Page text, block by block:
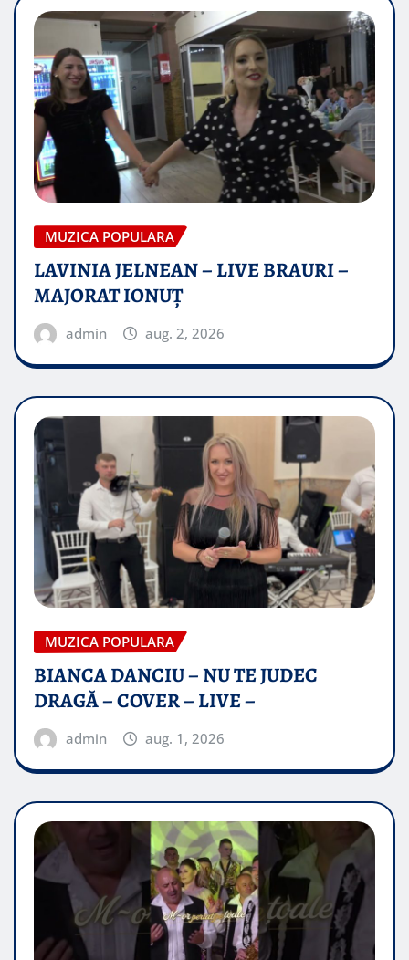
MUZICA POPULARA
LAVINIA JELNEAN – LIVE BRAURI –
MAJORAT IONUŢ
admin aug. 2, 2026
MUZICA POPULARA
BIANCA DANCIU – NU TE JUDEC
DRAGĂ – COVER – LIVE –
admin aug. 1, 2026